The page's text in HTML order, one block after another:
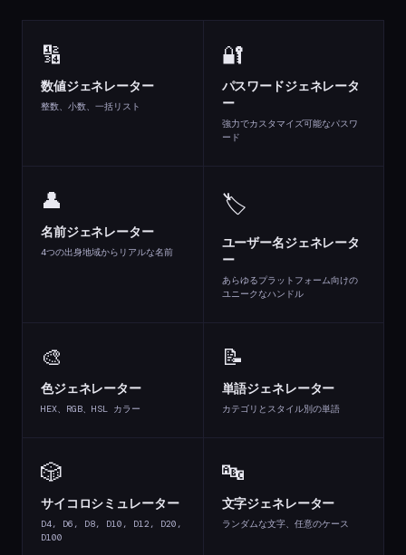
🔢
数値ジェネレーター
整数、小数、一括リスト
🔐
パスワードジェネレータ
ー
強力でカスタマイズ可能なパスワ
ード
👤
名前ジェネレーター
4つの出身地域からリアルな名前
🏷️
ユーザー名ジェネレータ
ー
あらゆるプラットフォーム向けの
ユニークなハンドル
🎨
色ジェネレーター
HEX、RGB、HSL カラー
📝
単語ジェネレーター
カテゴリとスタイル別の単語
🎲
サイコロシミュレーター
D4, D6, D8, D10, D12, D20,
D100
🔤
文字ジェネレーター
ランダムな文字、任意のケース